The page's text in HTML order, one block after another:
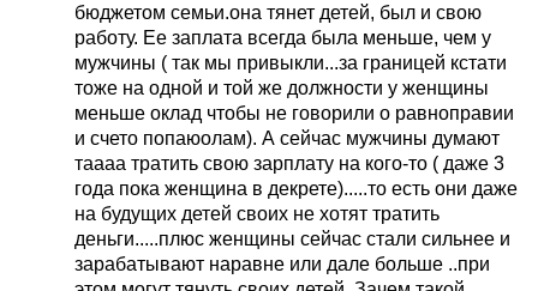
бюджетом семьи.она тянет детей, был и свою
работу. Ее заплата всегда была меньше, чем у
мужчины ( так мы привыкли...за границей кстати
тоже на одной и той же должности у женщины
меньше оклад чтобы не говорили о равноправии
и счето попаюолам). А сейчас мужчины думают
таааа тратить свою зарплату на кого-то ( даже 3
года пока женщина в декрете).....то есть они даже
на будущих детей своих не хотят тратить
деньги.....плюс женщины сейчас стали сильнее и
зарабатывают наравне или дале больше ..при